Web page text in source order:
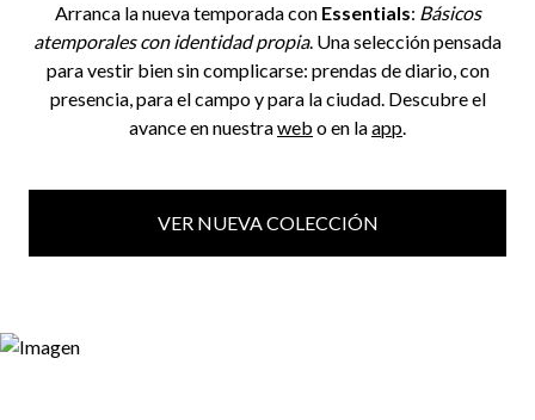
Arranca la nueva temporada con Essentials: Básicos
atemporales con identidad propia. Una selección pensada
para vestir bien sin complicarse: prendas de diario, con
presencia, para el campo y para la ciudad. Descubre el
avance en nuestraweb o en laapp.
VER NUEVA COLECCIÓN